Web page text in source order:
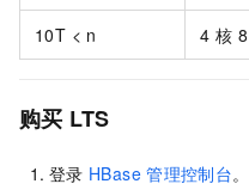
10T < n 4 核
购买 LTS
登录 HBase 管理控制台。